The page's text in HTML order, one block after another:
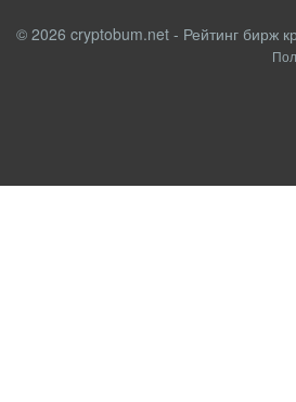
© 2026 cryptobum.net - Рейтинг бирж